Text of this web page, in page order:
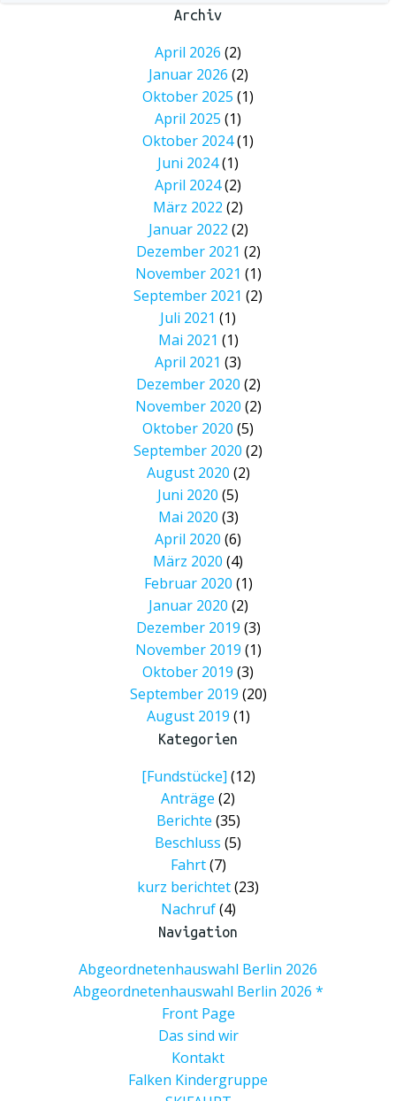
Archiv
April 2026 (2)
Januar 2026 (2)
Oktober 2025 (1)
April 2025 (1)
Oktober 2024(1)
Juni 2024(1)
April 2024(2)
März 2022 (2)
Januar 2022 (2)
Dezember 2021 (2)
November 2021 (1)
September 2021 (2)
Juli 2021 (1)
Mai 2021 (1)
April 2021 (3)
Dezember 2020 (2)
November 2020 (2)
Oktober 2020 (5)
September 2020 (2)
August 2020 (2)
Juni 2020 (5)
Mai 2020 (3)
April 2020 (6)
März 2020 (4)
Februar 2020 (1)
Januar 2020 (2)
Dezember 2019 (3)
November 2019 (1)
Oktober 2019 (3)
September 2019 (20)
August 2019 (1)
Kategorien
[Fundstücke] (12)
Anträge (2)
Berichte (35)
Beschluss (5)
Fahrt(7)
kurz berichtet(23)
Nachruf(4)
Navigation
Abgeordnetenhauswahl Berlin 2026
Abgeordnetenhauswahl Berlin 2026 *
Front Page
Das sind wir
Kontakt
Falken Kindergruppe